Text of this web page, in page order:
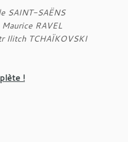
SAINT-SAËNS
Maurice RAVEL
Ilitch TCHAÏKOVSKI
!